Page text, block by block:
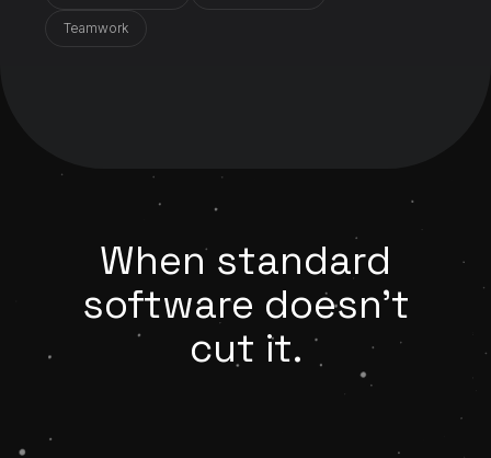
Teamwork
When standard
software doesn't
cut it.